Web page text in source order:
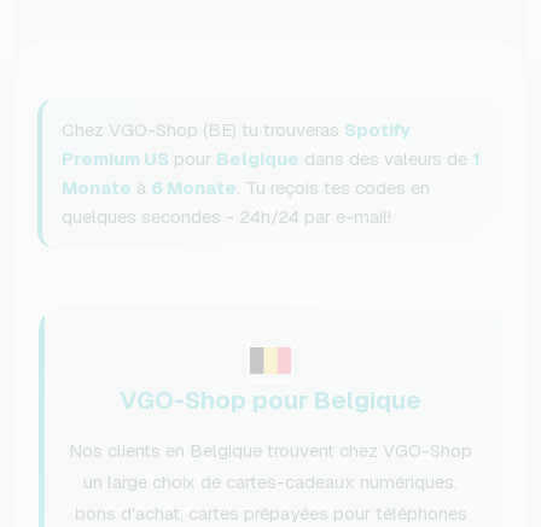
Chez VGO-Shop (BE) tu trouveras Spotify
Premium US pour Belgique dans des valeurs de 1
Monate à 6 Monate. Tu reçois tes codes en
quelques secondes - 24h/24 par e-mail!
VGO-Shop pour Belgique
Nos clients en Belgique trouvent chez VGO-Shop
un large choix de cartes-cadeaux numériques,
bons d'achat, cartes prépayées pour téléphones